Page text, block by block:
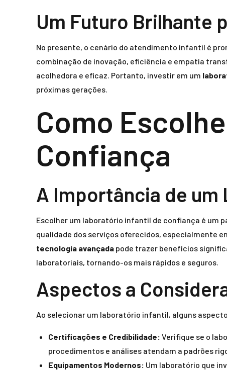
Um Futuro Brilhante
No presente, o cenário do atendimento infantil é
combinação de inovação, eficiência e empatia
acolhedora e eficaz. Portanto, investir em um
próximas gerações.
Como
Confiança
A Importância de
Escolher um laboratório infantil de confiança é um
qualidade dos serviços oferecidos, especialmente
tecnologia avançada pode trazer benefícios
laboratoriais, tornando-os mais rápidos e seguros.
Aspectos a
Ao selecionar um laboratório infantil, alguns
Certificações e Credibilidade: Verifique se o
procedimentos e análises atendam a padrões
Equipamentos Modernos: Um laboratório que